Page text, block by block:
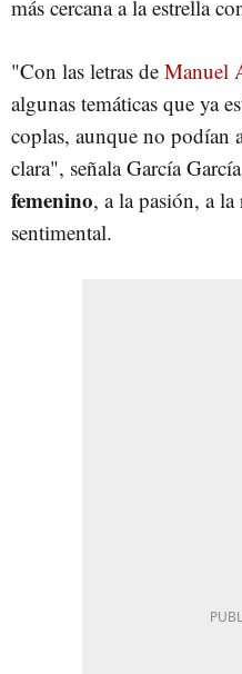
más cercana a la estrella
"Con las letras de Manuel
algunas temáticas que ya
coplas, aunque no podían
clara", señala García
femenino, a la pasión, a
sentimental.